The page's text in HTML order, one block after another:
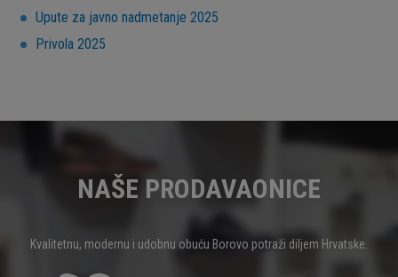
Upute za javno nadmetanje 2025
Privola 2025
NAŠE PRODAVAONICE
Kvalitetnu, modernu i udobnu obuću Borovo potraži diljem Hrvatske.